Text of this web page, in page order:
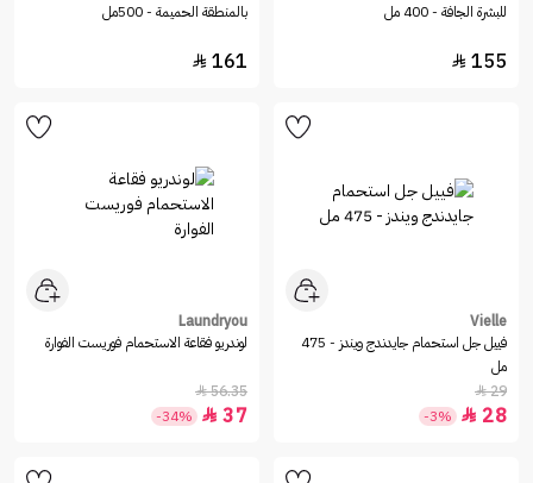
للبشرة الجافة - 400 مل
155

بالمنطقة الحميمة - 500مل
161

Vielle
فييل جل استحمام جايدندج ويندز - 475
مل
29

28

-3%
Laundryou
لوندريو فقاعة الاستحمام فوريست الفوارة
56.35

37

-34%